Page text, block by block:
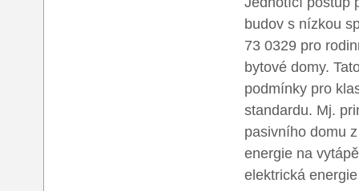
budov s nízkou
73 0329 pro
bytové domy.
podmínky pro
standardu. Mj.
pasivního domu
energie na
elektrická